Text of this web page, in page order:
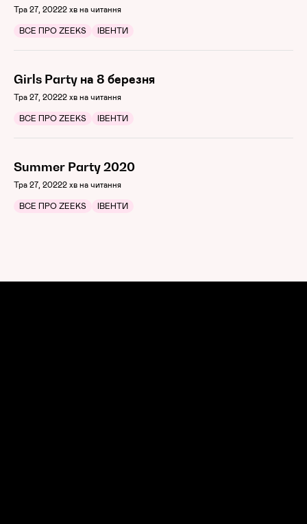
Тра 27, 20222 хв на читання
ВСЕ ПРО ZEEKS
ІВЕНТИ
Girls Party на 8 березня
Тра 27, 20222 хв на читання
ВСЕ ПРО ZEEKS
ІВЕНТИ
Summer Party 2020
Тра 27, 20222 хв на читання
ВСЕ ПРО ZEEKS
ІВЕНТИ